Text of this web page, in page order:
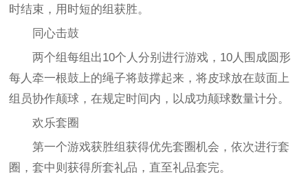
时结束，用时短的组获胜。
同心击鼓
两个组每组出10个人分别进行游戏，10人围成圆形
每人牵一根鼓上的绳子将鼓撑起来，将皮球放在鼓面上
组员协作颠球，在规定时间内，以成功颠球数量计分。
欢乐套圈
第一个游戏获胜组获得优先套圈机会，依次进行套
圈，套中则获得所套礼品，直至礼品套完。